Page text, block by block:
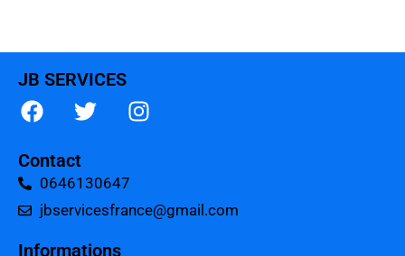
JB SERVICES
Contact
0646130647
jbservicesfrance@gmail.com
Informations